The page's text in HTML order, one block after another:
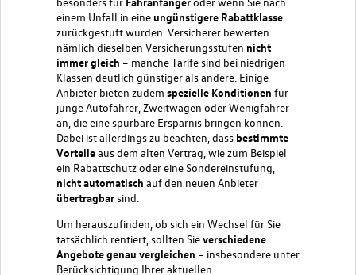
einem Unfall in eineungünstigere Rabattklasse
zurückgestuft wurden. Versicherer bewerten
nämlich dieselben Versicherungsstufen nicht
immer gleich – manche Tarife sind bei niedrigen
Klassen deutlich günstiger als andere. Einige
Anbieter bieten zudem spezielle Konditionen für
junge Autofahrer, Zweitwagen oder Wenigfahrer
an, die eine spürbare Ersparnis bringen können.
Dabei ist allerdings zu beachten, dass bestimmte
Vorteileaus dem alten Vertrag, wie zum Beispiel
ein Rabattschutz oder eine Sondereinstufung,
nicht automatisch auf den neuen Anbieter
übertragbarsind.
Um herauszufinden, ob sich ein Wechsel für Sie
tatsächlich rentiert, sollten Sieverschiedene
Angebote genau vergleichen – insbesondere unter
Berücksichtigung Ihrer aktuellen